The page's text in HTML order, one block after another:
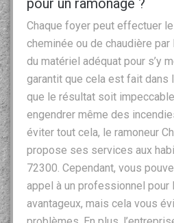
Chaque foyer peut effectuer
cheminée ou de chaudière
du matériel adéquat pour s’y
garantit que cela est fait dans
que le résultat soit
engendrer même des
éviter tout cela, le ramoneur
propose ses services aux
72300. Cependant, vous
appel à un professionnel pour
avantageux, mais cela vous